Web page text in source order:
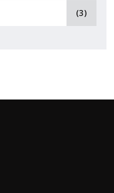
(3)